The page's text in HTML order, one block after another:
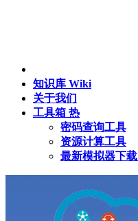
知识库 Wiki
关于我们
工具箱 热
密码查询工具
资源计算工具
最新模拟器下载